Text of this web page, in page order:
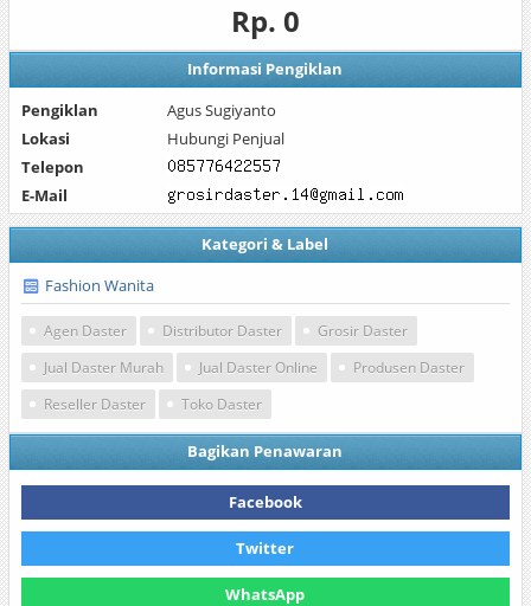
Rp. 0
Informasi Pengiklan
Pengiklan
Agus Sugiyanto
Lokasi
Hubungi Penjual
Telepon
E-Mail
Kategori & Label
Fashion Wanita
Agen Daster Distributor Daster
Grosir Daster
Jual Daster Murah
Jual Daster Online
Produsen Daster
Reseller Daster
Toko Daster
Bagikan Penawaran
Facebook
Twitter
WhatsApp